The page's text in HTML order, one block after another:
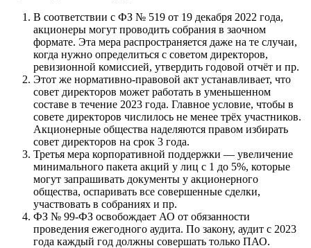
В соответствии с ФЗ № 519 от 19 декабря 2022 года,
акционеры могут проводить собрания в заочном
формате. Эта мера распространяется даже на те случаи,
когда нужно определиться с советом директоров,
ревизионной комиссией, утвердить годовой отчёт и пр.
Этот же нормативно-правовой акт устанавливает, что
совет директоров может работать в уменьшенном
составе в течение 2023 года. Главное условие, чтобы в
совете директоров числилось не менее трёх участников.
Акционерные общества наделяются правом избирать
совет директоров на срок 3 года.
Третья мера корпоративной поддержки — увеличение
минимального пакета акций у лиц с 1 до 5%, которые
могут запрашивать документы у акционерного
общества, оспаривать все совершенные сделки,
участвовать в собраниях и пр.
ФЗ № 99-ФЗ освобождает АО от обязанности
проведения ежегодного аудита. По закону, аудит с 2023
года каждый год должны совершать только ПАО.